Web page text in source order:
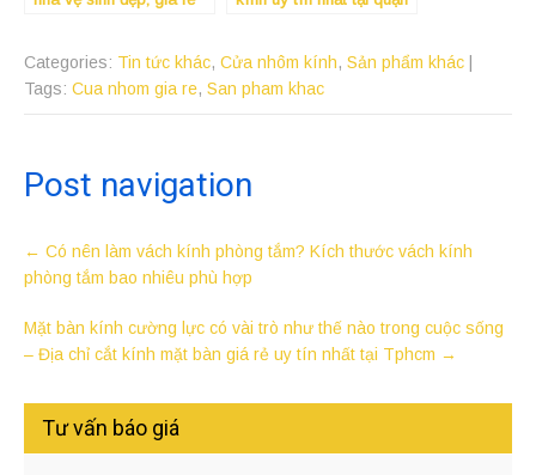
Categories: Tin tức khác, Cửa nhôm kính, Sản phẩm khác
Tags: Cua nhom gia re, San pham khac
Post navigation
← Có nên làm vách kính phòng tắm? Kích thước vách kính
phòng tắm bao nhiêu phù hợp
Mặt bàn kính cường lực có vài trò như thế nào trong cuộc sống
– Địa chỉ cắt kính mặt bàn giá rẻ uy tín nhất tại Tphcm →
Tư vấn báo giá